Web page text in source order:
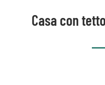
Casa con